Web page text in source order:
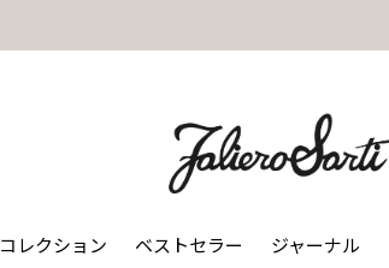
コレクション ベストセラー ジャーナル